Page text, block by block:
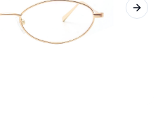
Next